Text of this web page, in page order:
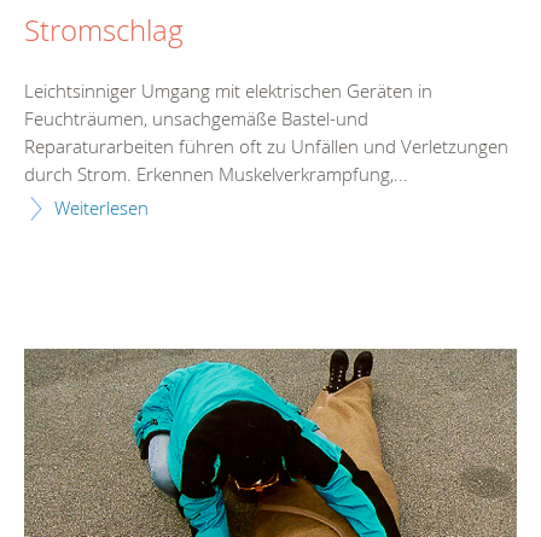
Stromschlag
Leichtsinniger Umgang mit elektrischen Geräten in
Feuchträumen, unsachgemäße Bastel-und
Reparaturarbeiten führen oft zu Unfällen und Verletzungen
durch Strom. Erkennen Muskelverkrampfung,...
Weiterlesen